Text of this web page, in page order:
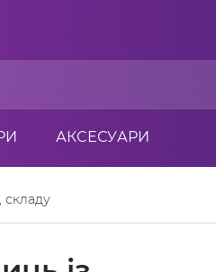
АКСЕСУАРИ
складу